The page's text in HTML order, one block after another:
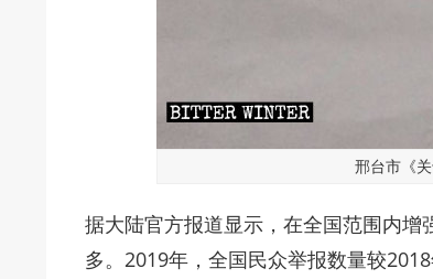
邢台市《
据大陆官方报道显示，在全国范围内增
多。2019年，全国民众举报数量较